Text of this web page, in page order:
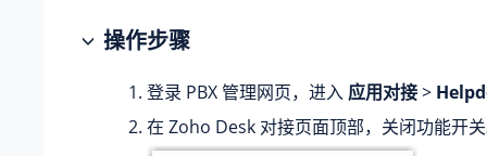
操作步骤
登录 PBX 管理网页，进入 应用对接>
在 Zoho Desk 对接页面顶部，关闭功能开